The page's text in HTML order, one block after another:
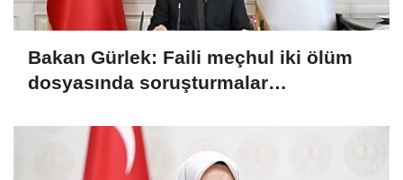
Bakan Gürlek: Faili meçhul iki ölüm
dosyasında soruşturmalar